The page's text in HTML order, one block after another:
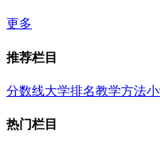
更多
推荐栏目
分数线大学排名教学方法
热门栏目